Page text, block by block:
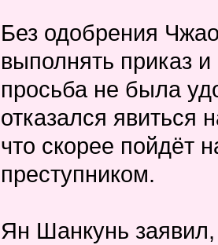
Без одобрения
выполнять приказ
просьба не была
отказался явиться
что скорее пойдёт
преступником.
Ян Шанкунь